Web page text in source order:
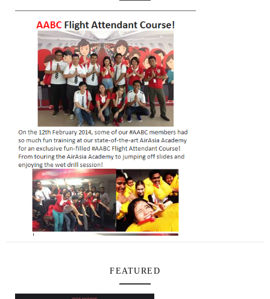
FEATURED